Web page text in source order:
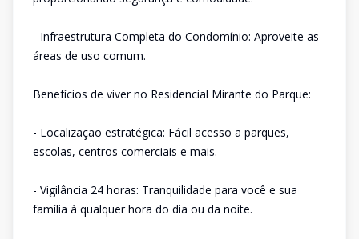
- Infraestrutura Completa do Condomínio: Aproveite as
áreas de uso comum.
Benefícios de viver no Residencial Mirante do Parque:
- Localização estratégica: Fácil acesso a parques,
escolas, centros comerciais e mais.
- Vigilância 24 horas: Tranquilidade para você e sua
família à qualquer hora do dia ou da noite.